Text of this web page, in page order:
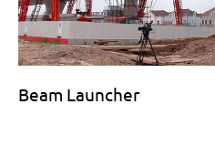
Beam Launcher